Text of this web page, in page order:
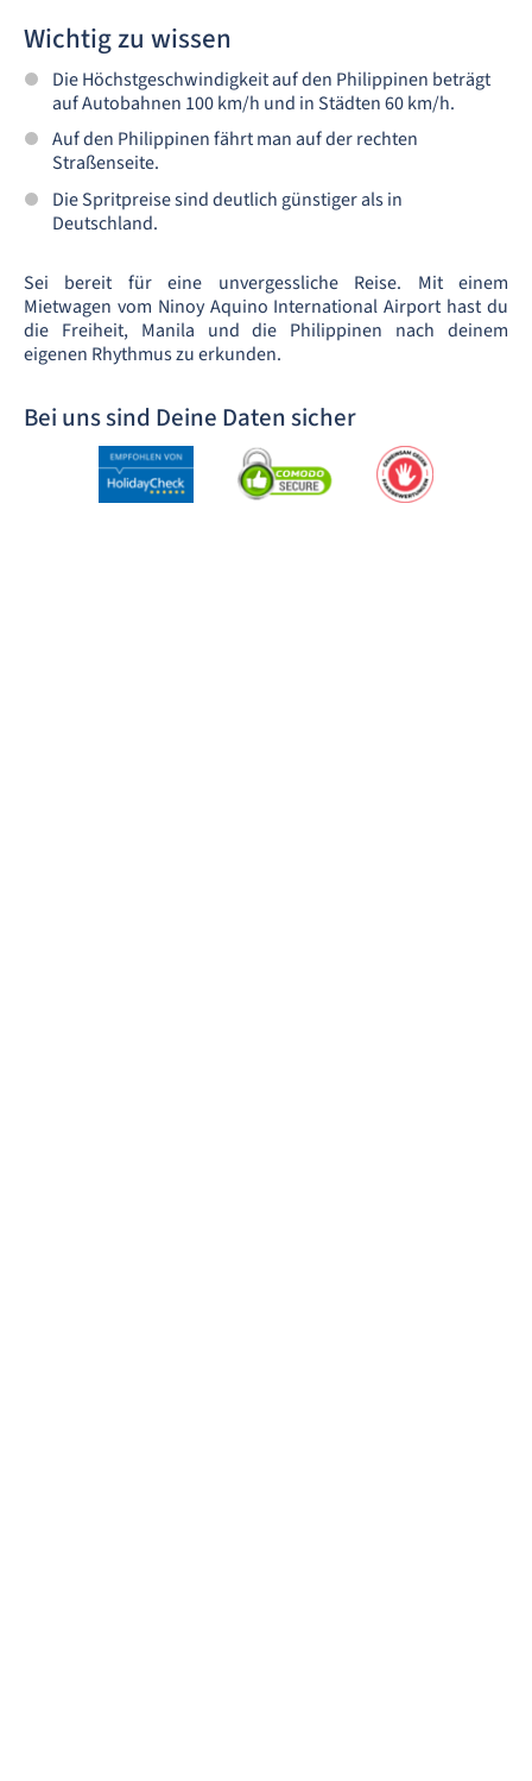
Wichtig zu wissen
Die Höchstgeschwindigkeit auf den Philippinen beträgt
auf Autobahnen 100 km/h und in Städten 60 km/h.
Auf den Philippinen fährt man auf der rechten
Straßenseite.
Die Spritpreise sind deutlich günstiger als in
Deutschland.
Sei bereit für eine unvergessliche Reise. Mit einem
Mietwagen vom Ninoy Aquino International Airport hast du
die Freiheit, Manila und die Philippinen nach deinem
eigenen Rhythmus zu erkunden.
Bei uns sind Deine Daten sicher